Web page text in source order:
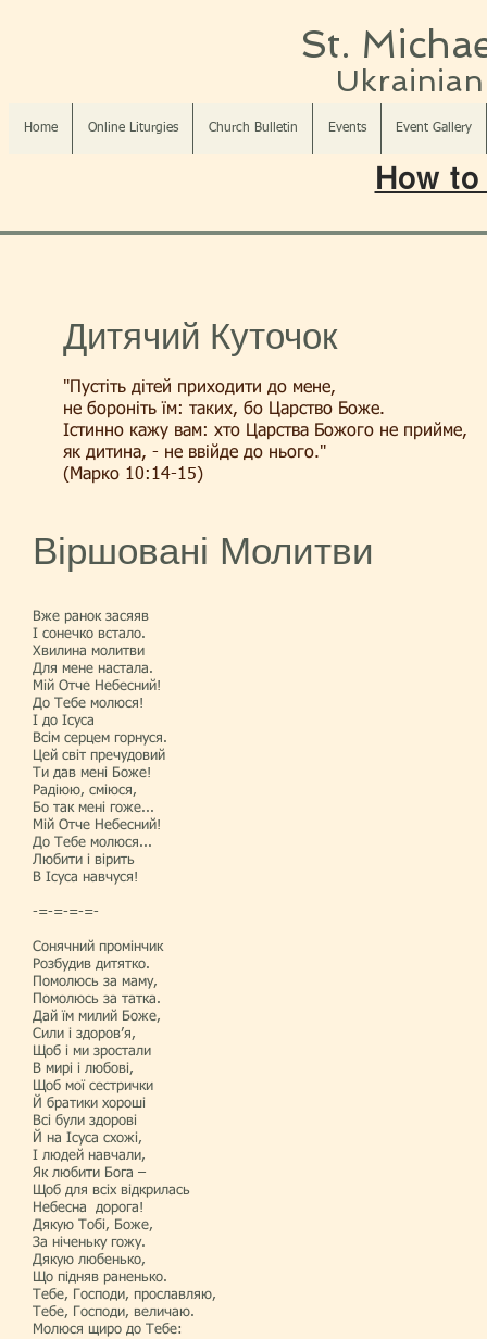
St.
Home Online Liturgies Church Bulletin Events Event Gallery
How
Дитячий Куточок
"Пустіть дітей приходити до мене,
не бороніть їм: таких, бо Царство Боже.
Істинно кажу вам: хто Царства Божого не прийме,
як дитина, - не ввійде до нього."
(Марко 10:14-15)
Віршовані Молитви
Вже ранок засяяв
І сонечко встало.
Хвилина молитви
Для мене настала.
Мій Отче Небесний!
До Тебе молюся!
І до Ісуса
Всім серцем горнуся.
Цей світ пречудовий
Ти дав мені Боже!
Радіюю, сміюся,
Бо так мені гоже...
Мій Отче Небесний!
До Тебе молюся...
Любити і вірить
В Ісуса навчуся!
-=-=-=-=-
Сонячний промінчик
Розбудив дитятко.
Помолюсь за маму,
Помолюсь за татка.
Дай їм милий Боже,
Сили і здоров’я,
Щоб і ми зростали
В мирі і любові,
Щоб мої сестрички
Й братики хороші
Всі були здорові
Й на Ісуса схожі,
І людей навчали,
Як любити Бога –
Щоб для всіх відкрилась
Небесна дорога!
Дякую Тобі, Боже,
За ніченьку гожу.
Дякую любенько,
Що підняв раненько.
Тебе, Господи, прославляю,
Тебе, Господи, величаю.
Молюся щиро до Тебе: